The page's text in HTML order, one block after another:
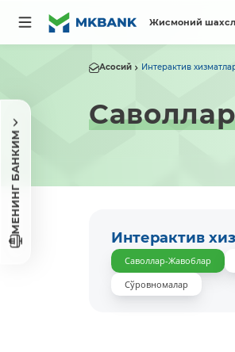
Жисмоний
МЕНИНГ БАНКИМ
Асосий Интерактив
Интерактив
Саволлар-Жавоблар
Сўровномалар